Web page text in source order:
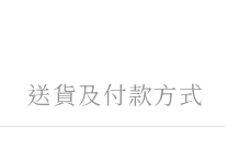
送貨及付款方式